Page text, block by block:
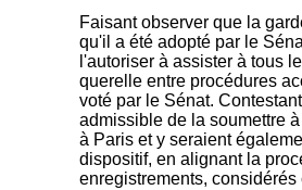
Faisant observer que la
qu'il a été adopté par le
l'autoriser à assister à tous
querelle entre procédures
voté par le Sénat.
admissible de la soumettre
à Paris et y seraient
dispositif, en alignant la
enregistrements,